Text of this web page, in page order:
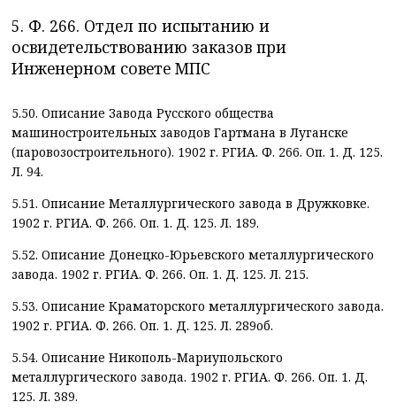
5. Ф. 266. Отдел по испытанию и
освидетельствованию заказов при
Инженерном совете МПС
5.50. Описание Завода Русского общества
машиностроительных заводов Гартмана в Луганске
(паровозостроительного). 1902 г. РГИА. Ф. 266. Оп. 1. Д. 125.
Л. 94.
5.51. Описание Металлургического завода в Дружковке.
1902 г. РГИА. Ф. 266. Оп. 1. Д. 125. Л. 189.
5.52. Описание Донецко-Юрьевского металлургического
завода. 1902 г. РГИА. Ф. 266. Оп. 1. Д. 125. Л. 215.
5.53. Описание Краматорского металлургического завода.
1902 г. РГИА. Ф. 266. Оп. 1. Д. 125. Л. 289об.
5.54. Описание Никополь-Мариупольского
металлургического завода. 1902 г. РГИА. Ф. 266. Оп. 1. Д.
125. Л. 389.